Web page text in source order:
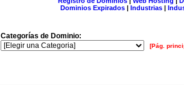
Dominios Expirados | Industrias |
Categorías de Dominio:
[Pág.